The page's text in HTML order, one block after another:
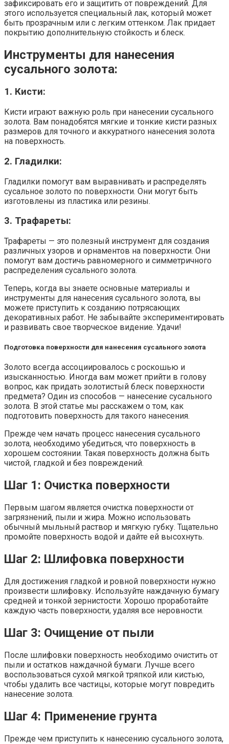
зафиксировать его и защитить от повреждений. Для
этого используется специальный лак, который может
быть прозрачным или с легким оттенком. Лак придает
покрытию дополнительную стойкость и блеск.
Инструменты для нанесения
сусального золота:
1. Кисти:
Кисти играют важную роль при нанесении сусального
золота. Вам понадобятся мягкие и тонкие кисти разных
размеров для точного и аккуратного нанесения золота
на поверхность.
2. Гладилки:
Гладилки помогут вам выравнивать и распределять
сусальное золото по поверхности. Они могут быть
изготовлены из пластика или резины.
3. Трафареты:
Трафареты — это полезный инструмент для создания
различных узоров и орнаментов на поверхности. Они
помогут вам достичь равномерного и симметричного
распределения сусального золота.
Теперь, когда вы знаете основные материалы и
инструменты для нанесения сусального золота, вы
можете приступить к созданию потрясающих
декоративных работ. Не забывайте экспериментировать
и развивать свое творческое видение. Удачи!
Подготовка поверхности для нанесения сусального золота
Золото всегда ассоциировалось с роскошью и
изысканностью. Иногда вам может прийти в голову
вопрос, как придать золотистый блеск поверхности
предмета? Один из способов — нанесение сусального
золота. В этой статье мы расскажем о том, как
подготовить поверхность для такого нанесения.
Прежде чем начать процесс нанесения сусального
золота, необходимо убедиться, что поверхность в
хорошем состоянии. Такая поверхность должна быть
чистой, гладкой и без повреждений.
Шаг 1: Очистка поверхности
Первым шагом является очистка поверхности от
загрязнений, пыли и жира. Можно использовать
обычный мыльный раствор и мягкую губку. Тщательно
промойте поверхность водой и дайте ей высохнуть.
Шаг 2: Шлифовка поверхности
Для достижения гладкой и ровной поверхности нужно
произвести шлифовку. Используйте наждачную бумагу
средней и тонкой зернистости. Хорошо проработайте
каждую часть поверхности, удаляя все неровности.
Шаг 3: Очищение от пыли
После шлифовки поверхность необходимо очистить от
пыли и остатков наждачной бумаги. Лучше всего
воспользоваться сухой мягкой тряпкой или кистью,
чтобы удалить все частицы, которые могут повредить
нанесение золота.
Шаг 4: Применение грунта
Прежде чем приступить к нанесению сусального золота,